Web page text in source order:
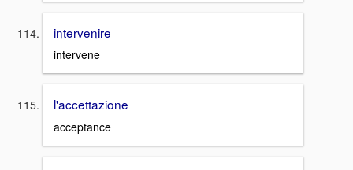
intervenire
intervene
l'accettazione
acceptance